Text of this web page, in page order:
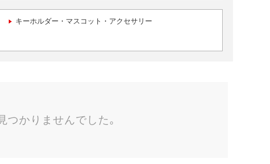
キーホルダー・マスコット・アクセサリー